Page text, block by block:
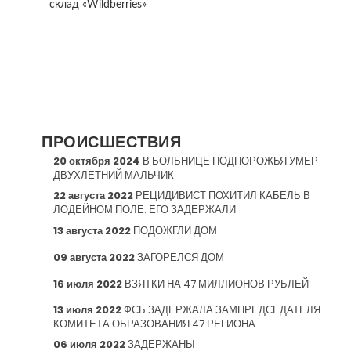
склад «Wildberries»
ПРОИСШЕСТВИЯ
20 октября 2024 В БОЛЬНИЦЕ ПОДПОРОЖЬЯ УМЕР
ДВУХЛЕТНИЙ МАЛЬЧИК
22 августа 2022 РЕЦИДИВИСТ ПОХИТИЛ КАБЕЛЬ В
ЛОДЕЙНОМ ПОЛЕ. ЕГО ЗАДЕРЖАЛИ
13 августа 2022 ПОДОЖГЛИ ДОМ
09 августа 2022ЗАГОРЕЛСЯ ДОМ
16 июля 2022 ВЗЯТКИ НА 47 МИЛЛИОНОВ РУБЛЕЙ
13 июля 2022ФСБ ЗАДЕРЖАЛА ЗАМПРЕДСЕДАТЕЛЯ
КОМИТЕТА ОБРАЗОВАНИЯ 47 РЕГИОНА
06 июля 2022ЗАДЕРЖАНЫ